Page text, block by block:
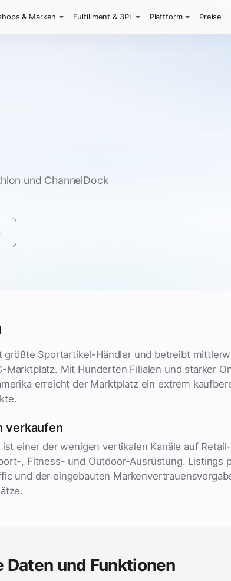
& Marken Fulfillment & 3PL Plattform Preise
und ChannelDock
größte Sportartikel-Händler und betreibt
Marktplatz. Mit Hunderten Filialen und starker
erreicht der Marktplatz ein extrem
verkaufen
einer der wenigen vertikalen Kanäle auf
, Fitness- und Outdoor-Ausrüstung. Listings
und der eingebauten
und Funktionen